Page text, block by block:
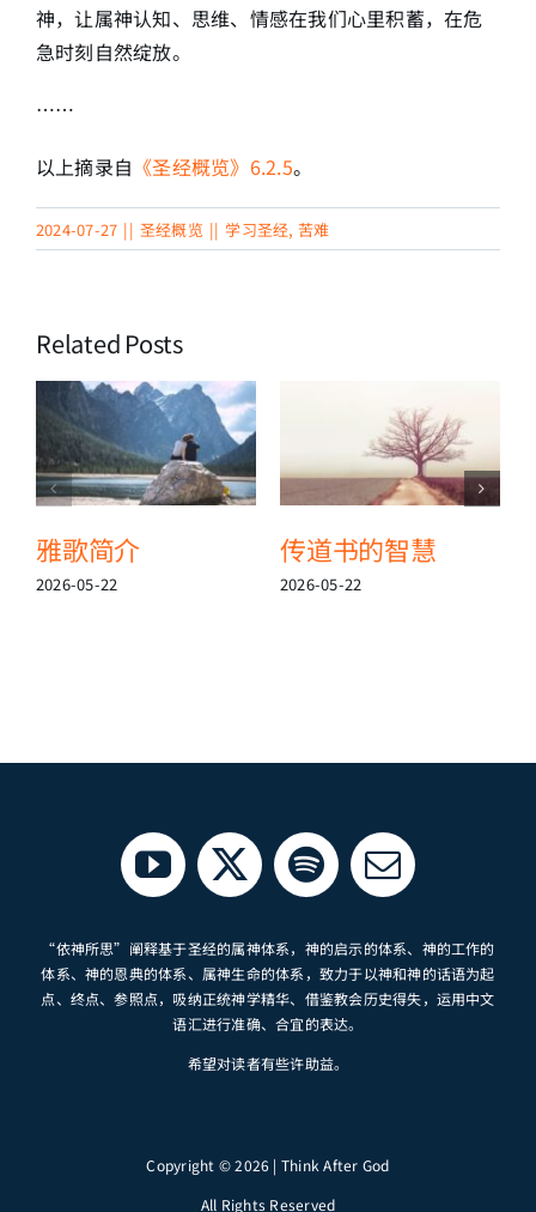
神，让属神认知、思维、情感在我们心里积蓄，在危
急时刻自然绽放。
……
以上摘录自 《圣经概览》6.2.5。
2024-07-27 || 圣经概览 || 学习圣经, 苦难
Related Posts
雅歌简介
2026-05-22
传道书的智慧
2026-05-22
“依神所思”阐释基于圣经的属神体系，神的启示的体系、神的工作的
体系、神的恩典的体系、属神生命的体系，致力于以神和神的话语为起
点、终点、参照点，吸纳正统神学精华、借鉴教会历史得失，运用中文
语汇进行准确、合宜的表达。
希望对读者有些许助益。
Copyright © 2026 | Think After God
All Rights Reserved